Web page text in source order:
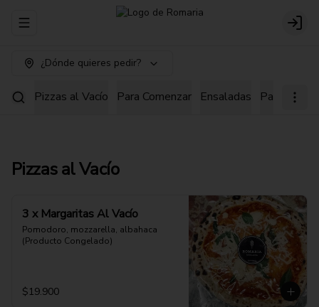
Abrir menu de navegación Login
¿Dónde quieres pedir?
Pizzas al Vacío Para Comenzar Ensaladas Pastas
Pizzas al Vacío
3 x Margaritas Al Vacío
Pomodoro, mozzarella, albahaca
(Producto Congelado)
$19.900